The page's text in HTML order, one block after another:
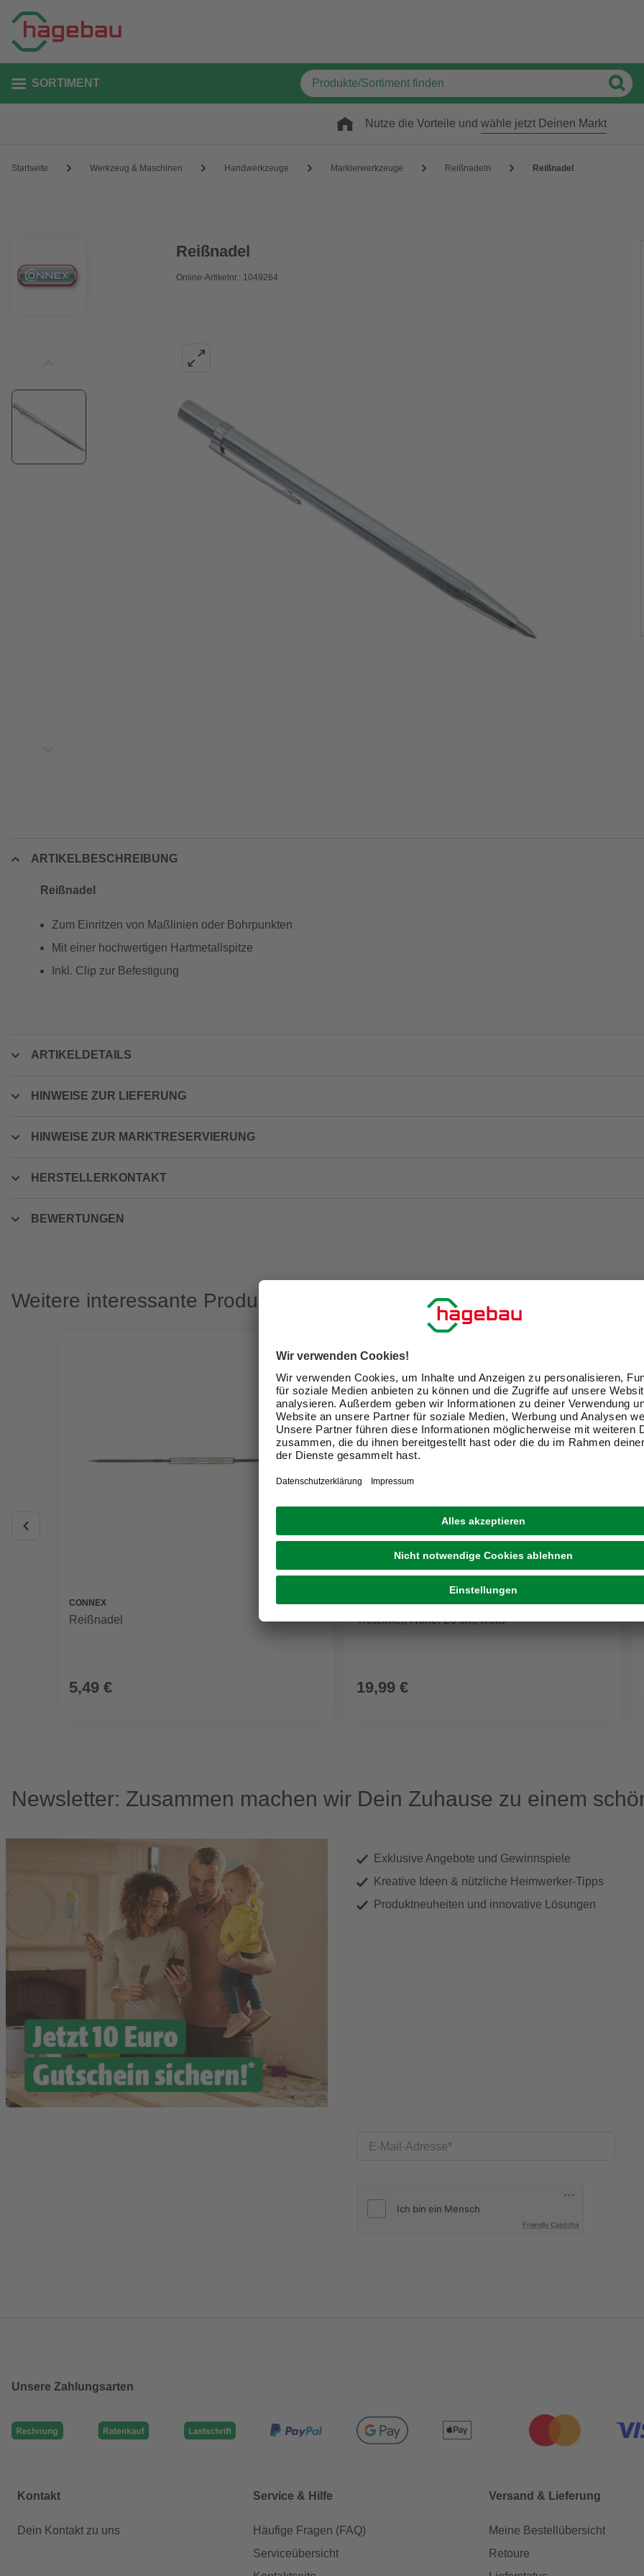
SORTIMENT
Nutze die Vorteile und wähle jetzt Deinen Markt
Startseite Werkzeug & Maschinen Handwerkzeuge Markierwerkzeuge Reißnadeln Reißnadel
Reißnadel
Online-Artikelnr.: 1049264
ARTIKELBESCHREIBUNG
Reißnadel
Zum Einritzen von Maßlinien oder Bohrpunkten
Mit einer hochwertigen Hartmetallspitze
Inkl. Clip zur Befestigung
ARTIKELDETAILS
HINWEISE ZUR LIEFERUNG
HINWEISE ZUR MARKTRESERVIERUNG
HERSTELLERKONTAKT
BEWERTUNGEN
Weitere interessante Produkte
CONNEX
Reißnadel
5,49 €
WENKO
Treteimer, Höhe: 26 cm, weiß
19,99 €
Newsletter: Zusammen machen wir Dein Zuhause zu einem
Exklusive Angebote und Gewinnspiele
Kreative Ideen & nützliche Heimwerker-Tipps
Produktneuheiten und innovative Lösungen
E-Mail-Adresse
Friendly Captcha
Unsere Zahlungsarten
Kontakt
Dein Kontakt zu uns
Service & Hilfe
Häufige Fragen (FAQ)
Serviceübersicht
Versand & Lieferung
Meine Bestellübersicht
Retoure